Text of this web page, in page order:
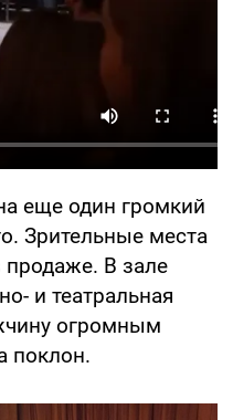
еще один громкий
Зрительные места
продаже. В зале
и театральная
огромным
поклон.